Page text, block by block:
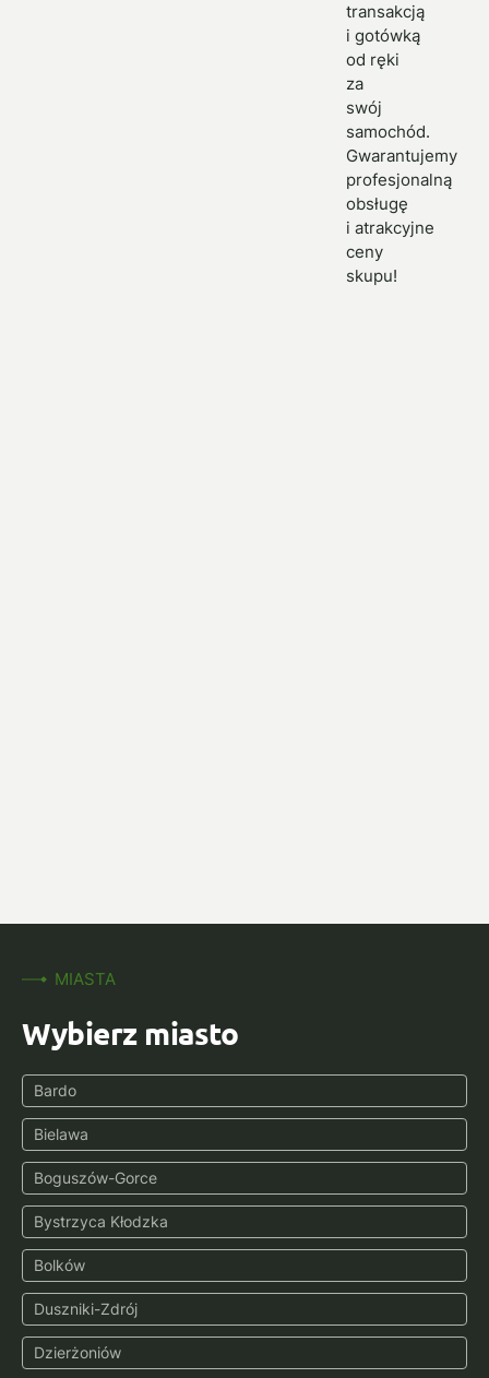
transakcją
i gotówką
od ręki
za
swój
samochód.
Gwarantujemy
profesjonalną
obsługę
i atrakcyjne
ceny
skupu!
MIASTA
Wybierz miasto
Bardo
Bielawa
Boguszów-Gorce
Bystrzyca Kłodzka
Bolków
Duszniki-Zdrój
Dzierżoniów